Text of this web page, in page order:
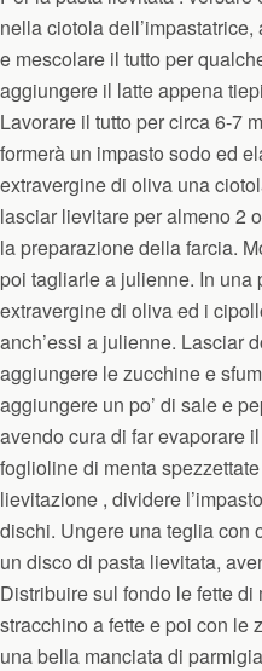
nella ciotola
e mescolare il tutto per
aggiungere il latte appena
Lavorare il tutto per circa 6-7
formerà un impasto sodo ed
extravergine di oliva una
lasciar lievitare per almeno 2
la preparazione della farcia.
poi tagliarle a julienne. In una
extravergine di oliva ed i
anch’essi a julienne. Lasciar
aggiungere le zucchine e
aggiungere un po’ di sale e
avendo cura di far evaporare
foglioline di menta
lievitazione , dividere
dischi. Ungere una teglia con
un disco di pasta lievitata,
Distribuire sul fondo le fette di
stracchino a fette e poi con le
una bella manciata di